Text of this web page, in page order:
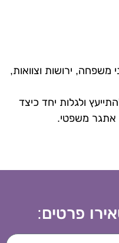
ירושות וצוואות,
ולגלות יחד כיצד
אתגר משפטי.
פרטים: